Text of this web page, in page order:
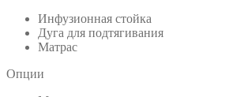
Инфузионная стойка
Дуга для подтягивания
Матрас
Опции